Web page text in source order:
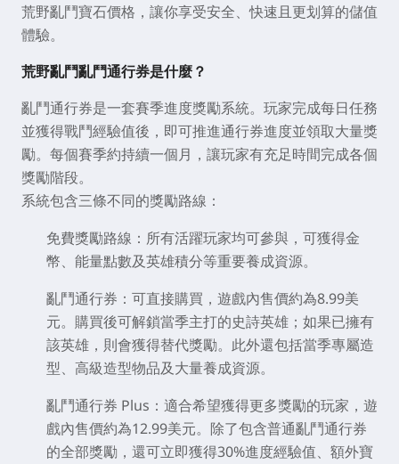
荒野亂鬥寶石價格，讓你享受安全、快速且更划算的儲值
體驗。
荒野亂鬥亂鬥通行券是什麼？
亂鬥通行券是一套賽季進度獎勵系統。玩家完成每日任務
並獲得戰鬥經驗值後，即可推進通行券進度並領取大量獎
勵。每個賽季約持續一個月，讓玩家有充足時間完成各個
獎勵階段。
系統包含三條不同的獎勵路線：
免費獎勵路線： 所有活躍玩家均可參與，可獲得金
幣、能量點數及英雄積分等重要養成資源。
亂鬥通行券： 可直接購買，遊戲內售價約為8.99美
元。購買後可解鎖當季主打的史詩英雄；如果已擁有
該英雄，則會獲得替代獎勵。此外還包括當季專屬造
型、高級造型物品及大量養成資源。
亂鬥通行券 Plus： 適合希望獲得更多獎勵的玩家，遊
戲內售價約為12.99美元。除了包含普通亂鬥通行券
的全部獎勵，還可立即獲得30%進度經驗值、額外寶